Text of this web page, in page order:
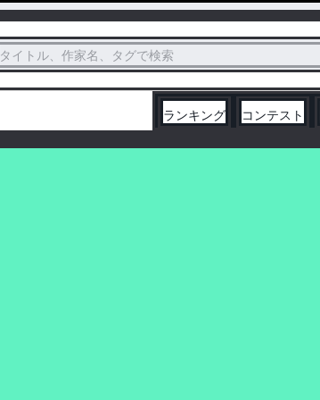
タイトル、作家名、タグで検索
ランキング コンテスト